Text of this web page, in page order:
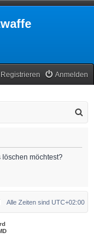
Anmelden
Registrieren
löschen möchtest?
Alle Zeiten sind UTC+02:00